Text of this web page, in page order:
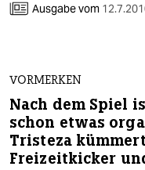
Ausgabe vom
VORMERKEN
Nach dem Spiel
schon etwas
Tristeza
Freizeitkicker